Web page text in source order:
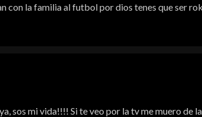
con la familia al futbol por dios tenes que ser
sos mi vida!!!! Si te veo por la tv me muero de